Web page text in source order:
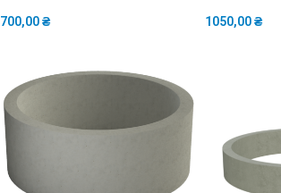
700,00₴ 1050,00₴